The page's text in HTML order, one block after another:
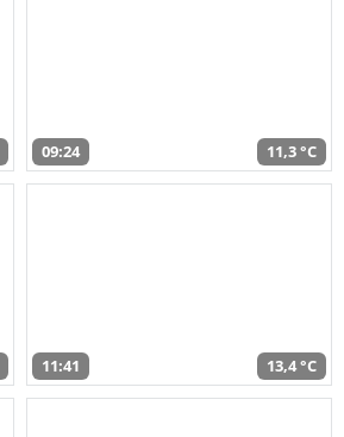
09:24 11,3 °C
11:41 13,4 °C